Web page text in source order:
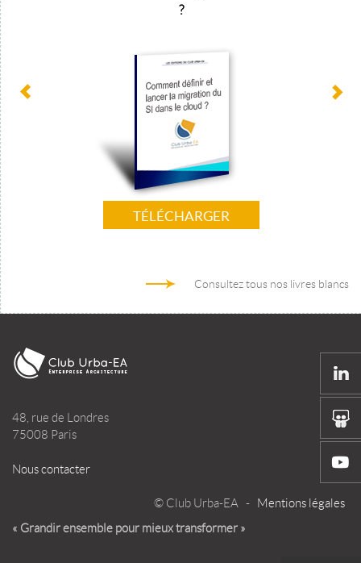
?
TÉLÉCHARGER
Consultez tous nos livres blancs
48, rue de Londres
75008 Paris
Nous contacter
© Club Urba-EA -
Mentions légales
« Grandir ensemble pour mieux transformer »